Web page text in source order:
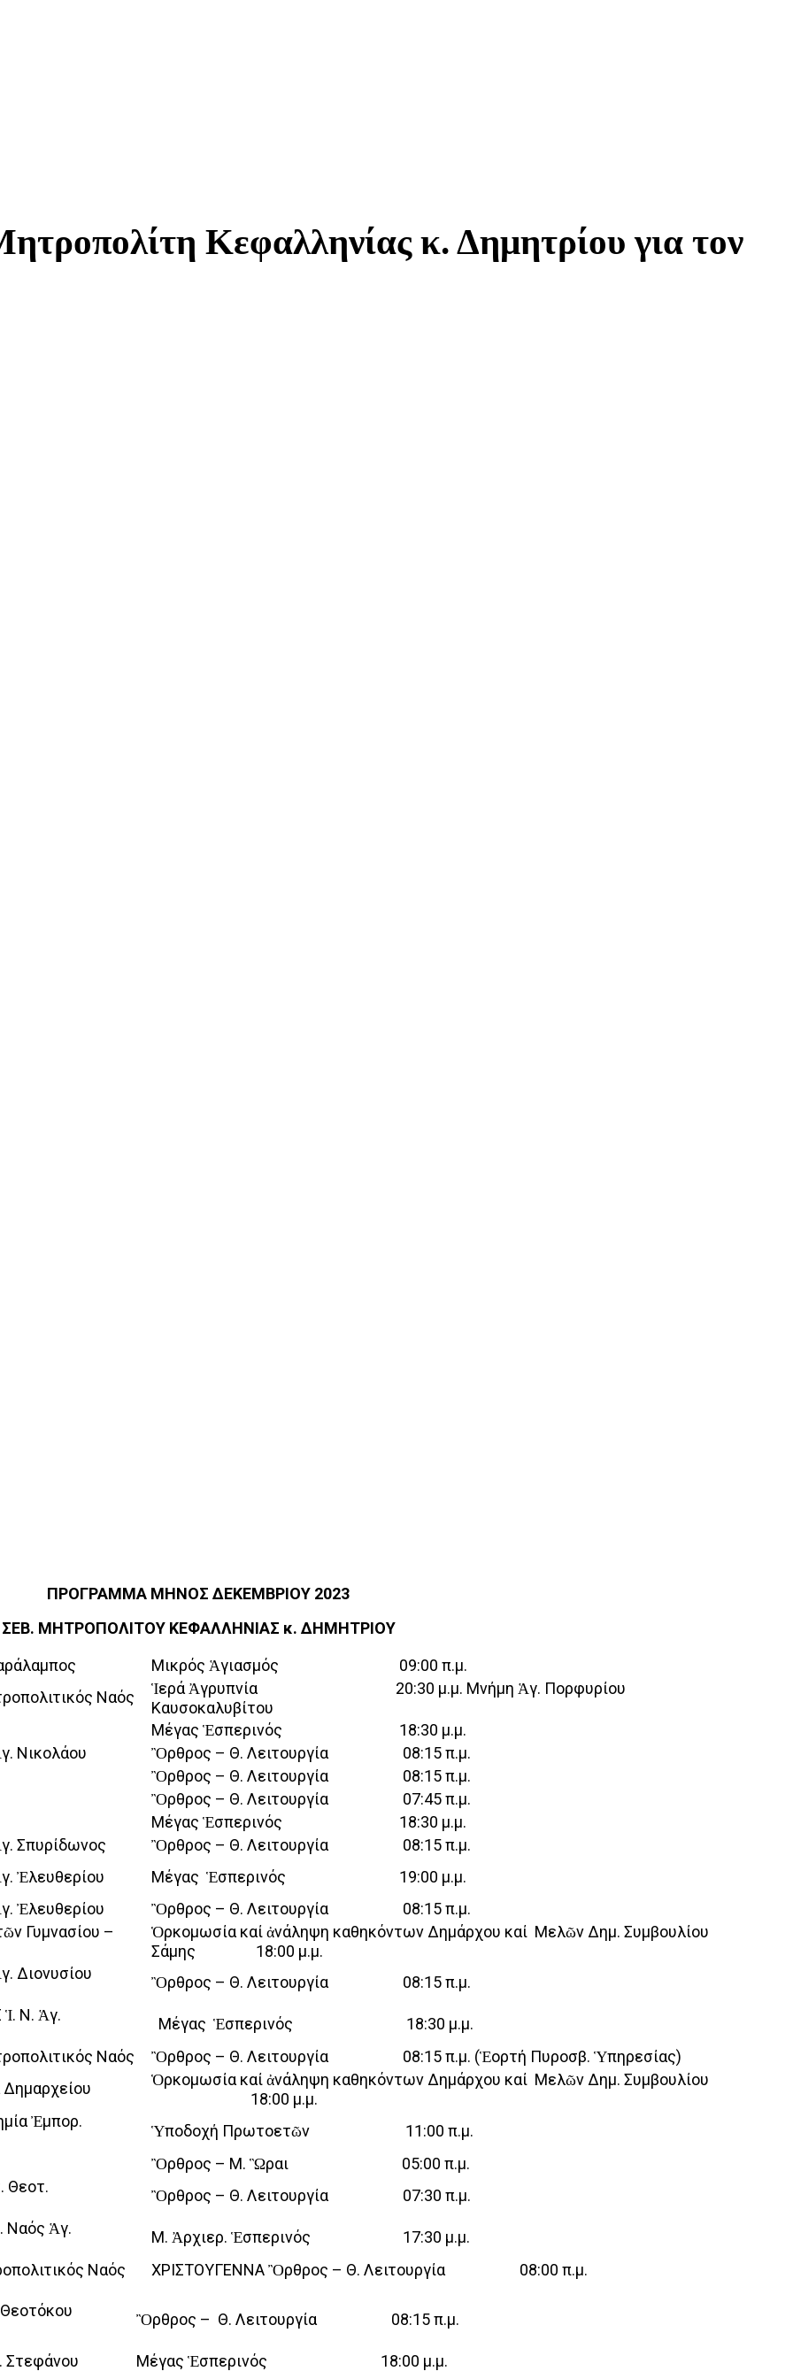
Κεφαλληνίας κ. Δημητρίου για τον
ΠΡΟΓΡΑΜΜΑ ΜΗΝΟΣ ΔΕΚEMΒΡΙΟΥ 2023
ΣΕΒ. ΜΗΤΡΟΠΟΛΙΤΟΥ ΚΕΦΑΛΛΗΝΙΑΣ κ. ΔΗΜΗΤΡΙΟΥ
Μικρός Ἁγιασμός 09:00 π.μ.
Ναός
Ἱερά Ἀγρυπνία 20:30 μ.μ. Μνήμη Ἁγ. Πορφυρίου
Καυσοκαλυβίτου
Μέγας Ἑσπερινός 18:30 μ.μ.
Νικολάου
Ὂρθρος – Θ. Λειτουργία 08:15 π.μ.
Ὂρθρος – Θ. Λειτουργία 08:15 π.μ.
Ὂρθρος – Θ. Λειτουργία 07:45 π.μ.
Μέγας Ἑσπερινός 18:30 μ.μ.
Σπυρίδωνος
Ὂρθρος – Θ. Λειτουργία 08:15 π.μ.
Ἐλευθερίου
Μέγας Ἑσπερινός 19:00 μ.μ.
Ἐλευθερίου
Ὂρθρος – Θ. Λειτουργία 08:15 π.μ.
Γυμνασίου –
Ὁρκομωσία καί ἀνάληψη καθηκόντων Δημάρχου καί Μελῶν Δημ. Συμβουλίου
Σάμης 18:00 μ.μ.
Διονυσίου
Ὂρθρος – Θ. Λειτουργία 08:15 π.μ.
Ν. Ἁγ.
Μέγας Ἑσπερινός 18:30 μ.μ.
Ναός
Ὂρθρος – Θ. Λειτουργία 08:15 π.μ. (Ἑορτή Πυροσβ. Ὑπηρεσίας)
Ὁρκομωσία καί ἀνάληψη καθηκόντων Δημάρχου καί Μελῶν Δημ. Συμβουλίου
18:00 μ.μ.
Ἐμπορ.
Ὑποδοχή Πρωτοετῶν 11:00 π.μ.
Ὂρθρος – Μ. Ὣραι 05:00 π.μ.
Θεοτ.
Ὂρθρος – Θ. Λειτουργία 07:30 π.μ.
Ναός Ἁγ.
Μ. Ἀρχιερ. Ἑσπερινός 17:30 μ.μ.
Ναός ΧΡΙΣΤΟΥΓΕΝΝΑ Ὂρθρος – Θ. Λειτουργία 08:00 π.μ.
Ὂρθρος – Θ. Λειτουργία 08:15 π.μ.
Στεφάνου Μέγας Ἑσπερινός 18:00 μ.μ.